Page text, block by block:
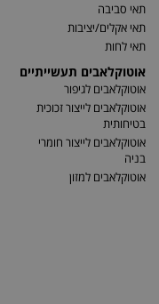
תאי סביבה
תאי אקלים/יציבות
תאי לחות
אוטוקלאבים תעשייתיים
אוטוקלאבים לגיפור
אוטוקלאבים לייצור זכוכית
בטיחותית
אוטוקלאבים לייצור חומרי
בניה
אוטוקלאבים למזון